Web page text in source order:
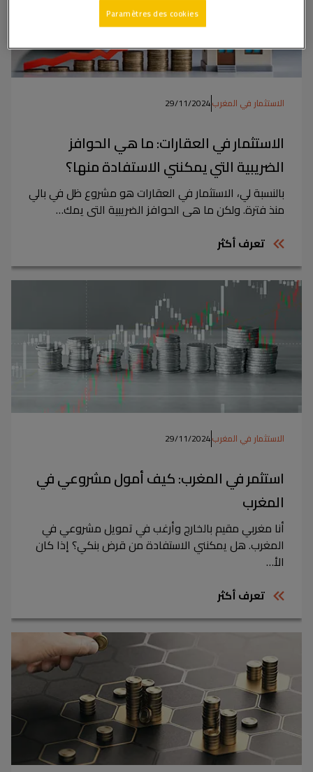
الاستثمار في المغرب29/11/2024
الاستثمار في العقارات: ما هي الحوافز
الضريبية التي يمكنني الاستفادة منها؟
بالنسبة لي، الاستثمار في العقارات هو مشروع ظل في بالي
منذ فترة. ولكن ما هي الحوافز الضريبية التي يمك…
تعرف أكثر
الاستثمار في المغرب29/11/2024
استثمر في المغرب: كيف أمول مشروعي في
المغرب
أنا مغربي مقيم بالخارج وأرغب في تمويل مشروعي في
المغرب. هل يمكنني الاستفادة من قرض بنكي؟ إذا كان
الأ…
تعرف أكثر
Paramètres des cookies